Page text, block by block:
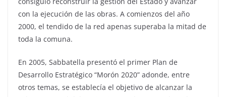
con la ejecución de las obras. A comienzos del año
2000, el tendido de la red apenas superaba la mitad de
toda la comuna.
En 2005, Sabbatella presentó el primer Plan de
Desarrollo Estratégico “Morón 2020” adonde, entre
otros temas, se establecía el objetivo de alcanzar la